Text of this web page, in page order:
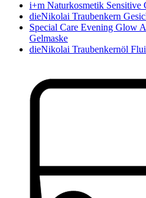
i+m Naturkosmetik Sensitive
dieNikolai Traubenkern
Special Care Evening Glow
Gelmaske
dieNikolai Traubenkernöl